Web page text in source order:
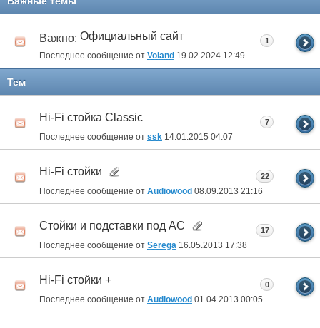
Важно: Официальный сайт
Последнее сообщение от Voland 19.02.2024 12:49
1
Тем
Hi-Fi стойка Classic
Последнее сообщение от ssk 14.01.2015 04:07
7
Hi-Fi стойки
Последнее сообщение от Audiowood 08.09.2013 21:16
22
Стойки и подставки под АС
Последнее сообщение от Serega 16.05.2013 17:38
17
Hi-Fi стойки +
Последнее сообщение от Audiowood 01.04.2013 00:05
0